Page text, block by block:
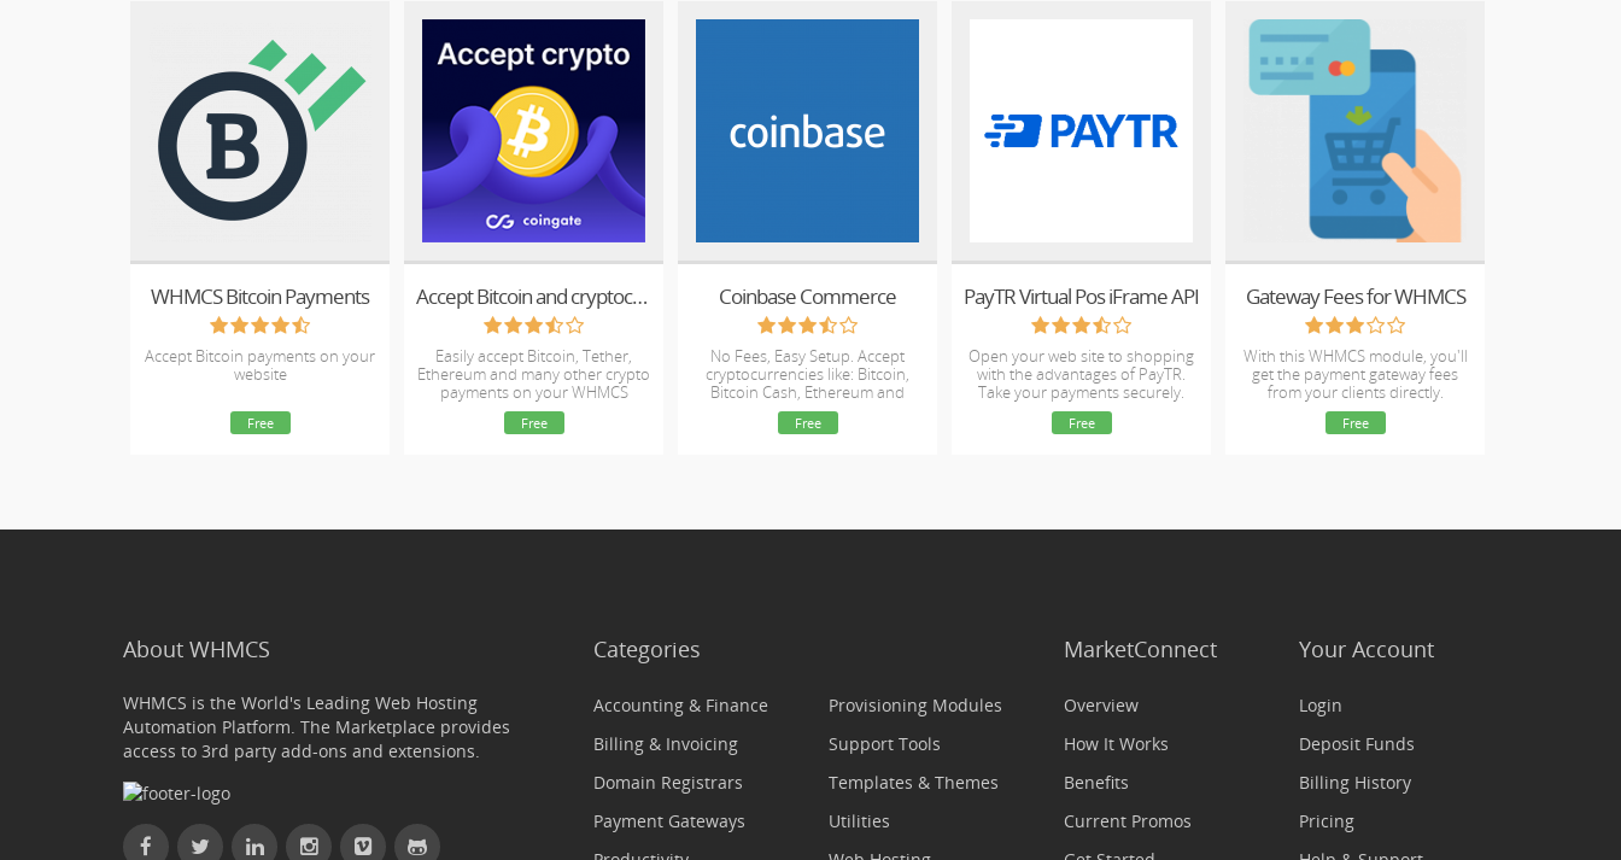
WHMCS Bitcoin Payments
Accept Bitcoin payments on your
website
Free
Accept Bitcoin and cryptocurrency payments - CoinGate for WHMCS
Easily accept Bitcoin, Tether,
Ethereum and many other crypto
payments on your WHMCS
website
Free
Coinbase Commerce
No Fees, Easy Setup. Accept
cryptocurrencies like: Bitcoin,
Bitcoin Cash, Ethereum and
Litecoin!
Free
PayTR Virtual Pos iFrame API
Open your web site to shopping
with the advantages of PayTR.
Take your payments securely.
Free
Gateway Fees for WHMCS
With this WHMCS module, you'll
get the payment gateway fees
from your clients directly.
Free
About WHMCS
WHMCS is the World's Leading Web Hosting
Automation Platform. The Marketplace provides
access to 3rd party add-ons and extensions.
Categories
Accounting & Finance
Billing & Invoicing
Domain Registrars
Payment Gateways
Provisioning Modules
Support Tools
Templates & Themes
Utilities
MarketConnect
Overview
How It Works
Benefits
Current Promos
Your Account
Login
Deposit Funds
Billing History
Pricing